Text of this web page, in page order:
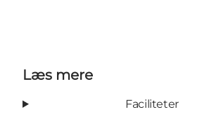
Læs mere
Faciliteter